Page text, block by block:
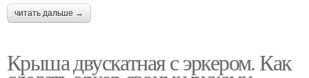
читать дальше →
Крыша двускатная с эркером. Как